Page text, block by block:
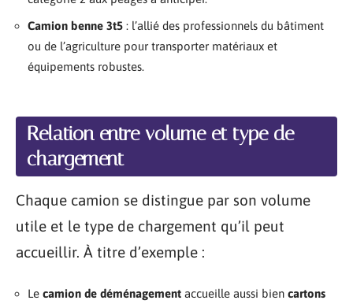
Camion benne 3t5 : l’allié des professionnels du bâtiment
ou de l’agriculture pour transporter matériaux et
équipements robustes.
Relation entre volume et type de
chargement
Chaque camion se distingue par son volume
utile et le type de chargement qu’il peut
accueillir. À titre d’exemple :
Le camion de déménagement accueille aussi bien cartons